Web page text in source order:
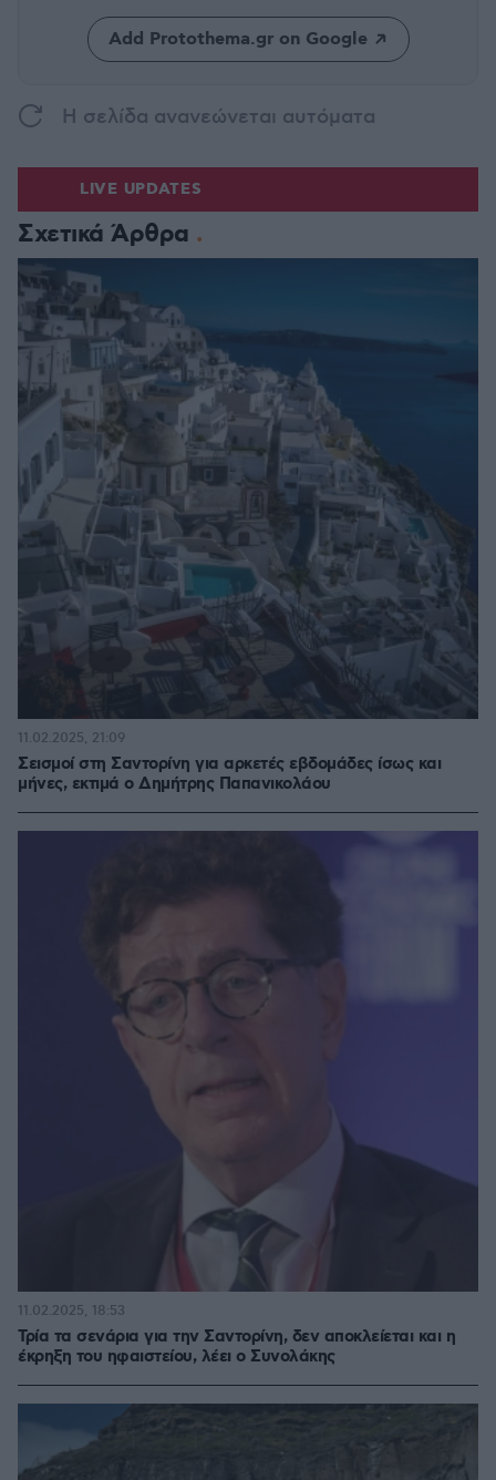
Add Protothema.gr on Google
H σελίδα ανανεώνεται αυτόματα
LIVE UPDATES
Σχετικά Άρθρα
Σεισμοί στη Σαντορίνη για αρκετές εβδομάδες ίσως και
μήνες, εκτιμά ο Δημήτρης Παπανικολάου
11.02.2025, 21:09
Τρία τα σενάρια για την Σαντορίνη, δεν αποκλείεται και η
έκρηξη του ηφαιστείου, λέει ο Συνολάκης
11.02.2025, 18:53